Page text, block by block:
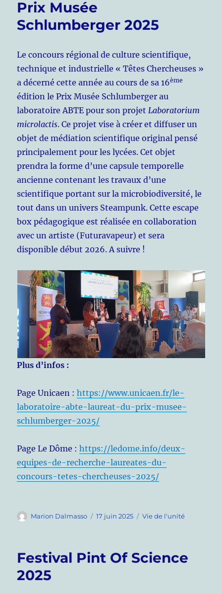
Prix Musée
Schlumberger 2025
Le concours régional de culture scientifique,
technique et industrielle « Têtes Chercheuses »
a décerné cette année au cours de sa 16ème
édition le Prix Musée Schlumberger au
laboratoire ABTE pour son projetLaboratorium
microlactis. Ce projet vise à créer et diffuser un
objet de médiation scientifique original pensé
principalement pour les lycées. Cet objet
prendra la forme d’une capsule temporelle
ancienne contenant les travaux d’une
scientifique portant sur la microbiodiversité, le
tout dans un univers Steampunk. Cette escape
box pédagogique est réalisée en collaboration
avec un artiste (Futuravapeur) et sera
disponible début 2026. A suivre !
Plus d’infos :
Page Unicaen :https://www.unicaen.fr/le-
laboratoire-abte-laureat-du-prix-musee-
schlumberger-2025/
Page Le Dôme :https://ledome.info/deux-
equipes-de-recherche-laureates-du-
concours-tetes-chercheuses-2025/
Auteur
Marion Dalmasso
Publié
17 juin 2025 Catégories
Vie de l'unité
Festival Pint Of Science
2025